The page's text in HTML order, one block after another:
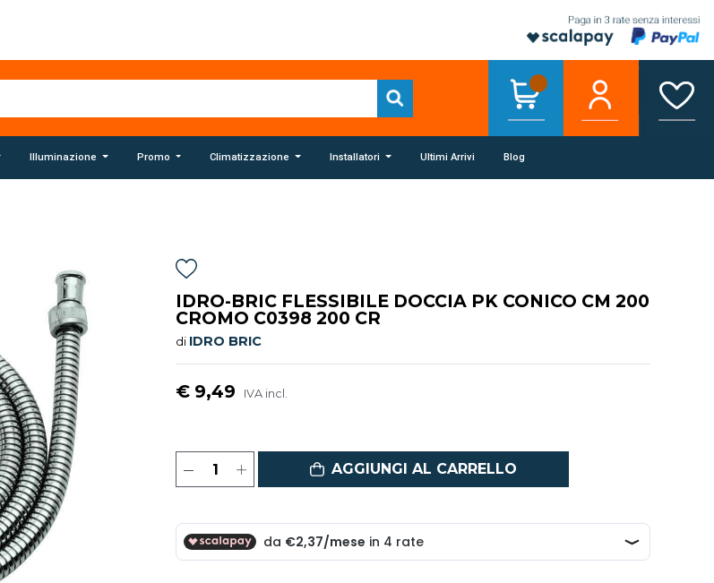
Illuminazione Promo Climatizzazione Installatori Ultimi Arrivi Blog
IDRO-BRIC FLESSIBILE DOCCIA PK CONICO CM 200
CROMO C0398 200 CR
di IDRO BRIC
€ 9,49 IVA incl.
AGGIUNGI AL CARRELLO